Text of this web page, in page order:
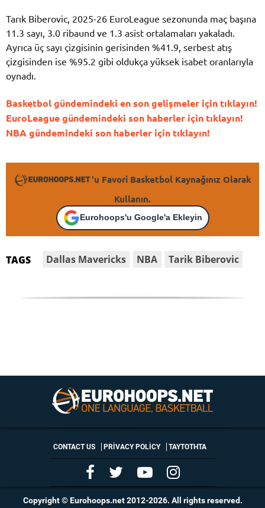
Tarık Biberovic, 2025-26 EuroLeague sezonunda maç başına
11.3 sayı, 3.0 ribaund ve 1.3 asist ortalamaları yakaladı.
Ayrıca üç sayı çizgisinin gerisinden %41.9, serbest atış
çizgisinden ise %95.2 gibi oldukça yüksek isabet oranlarıyla
oynadı.
Basketbol gündemindeki en son gelişmeler için tıklayın!
EuroLeague gündemindeki son haberler için tıklayın!
NBA gündemindeki son haberler için tıklayın!
'u Favori Basketbol Kaynağınız Olarak
Kullanın.
Eurohoops'u Google'a Ekleyin
TAGS Dallas Mavericks NBA Tarik Biberovic
CONTACT US PRIVACY POLICY ΤΑΥΤΟΤΗΤΑ
Copyright © Eurohoops.net 2012-2026. All rights reserved.